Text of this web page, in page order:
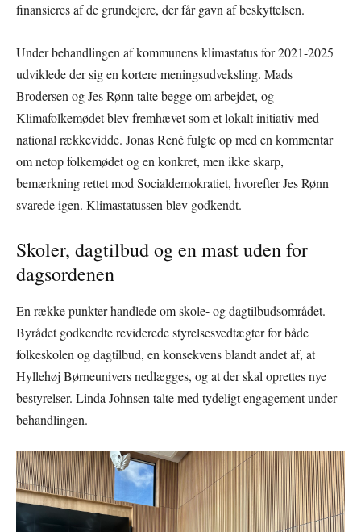
finansieres af de grundejere, der får gavn af beskyttelsen.
Under behandlingen af kommunens klimastatus for 2021-2025
udviklede der sig en kortere meningsudveksling. Mads
Brodersen og Jes Rønn talte begge om arbejdet, og
Klimafolkemødet blev fremhævet som et lokalt initiativ med
national rækkevidde. Jonas René fulgte op med en kommentar
om netop folkemødet og en konkret, men ikke skarp,
bemærkning rettet mod Socialdemokratiet, hvorefter Jes Rønn
svarede igen. Klimastatussen blev godkendt.
Skoler, dagtilbud og en mast uden for
dagsordenen
En række punkter handlede om skole- og dagtilbudsområdet.
Byrådet godkendte reviderede styrelsesvedtægter for både
folkeskolen og dagtilbud, en konsekvens blandt andet af, at
Hyllehøj Børneunivers nedlægges, og at der skal oprettes nye
bestyrelser. Linda Johnsen talte med tydeligt engagement under
behandlingen.